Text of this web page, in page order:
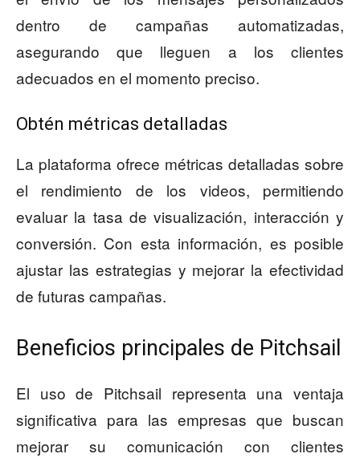
dentro de campañas automatizadas,
asegurando que lleguen a los clientes
adecuados en el momento preciso.
Obtén métricas detalladas
La plataforma ofrece métricas detalladas sobre
el rendimiento de los videos, permitiendo
evaluar la tasa de visualización, interacción y
conversión. Con esta información, es posible
ajustar las estrategias y mejorar la efectividad
de futuras campañas.
Beneficios principales de Pitchsail
El uso de Pitchsail representa una ventaja
significativa para las empresas que buscan
mejorar su comunicación con clientes